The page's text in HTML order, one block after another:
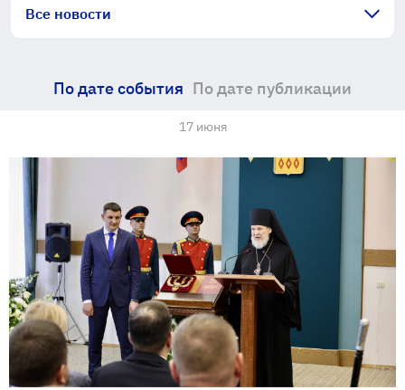
Все новости
По дате события По дате публикации
17 июня